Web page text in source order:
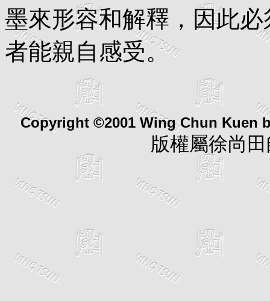
墨來形容和解釋，因此
者能親自感受。
Copyright ©2001 Wing Chun Kuen
版權屬徐尚